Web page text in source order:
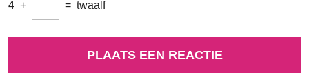
4 + = twaalf